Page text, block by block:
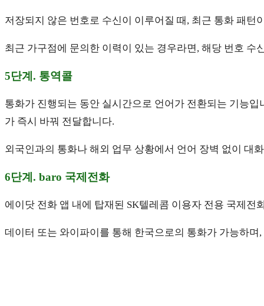
저장되지 않은 번호로 수신이 이루어질 때, 최근 통화 패
최근 가구점에 문의한 이력이 있는 경우라면, 해당 번호 수
5단계. 통역콜
통화가 진행되는 동안 실시간으로 언어가 전환되는 기능
가 즉시 바꿔 전달합니다.
외국인과의 통화나 해외 업무 상황에서 언어 장벽 없이 대
6단계. baro 국제전화
에이닷 전화 앱 내에 탑재된 SK텔레콤 이용자 전용 국제전
데이터 또는 와이파이를 통해 한국으로의 통화가 가능하